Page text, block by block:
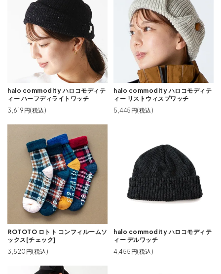
halo commodity ハロコモディテ
ィー ハーフディライトワッチ
3,619円(税込)
halo commodity ハロコモディテ
ィー リストウィスプワッチ
5,445円(税込)
ROTOTO ロトト コンフィルームソ
ックス[チェック]
3,520円(税込)
halo commodity ハロコモディテ
ィー デルワッチ
4,455円(税込)